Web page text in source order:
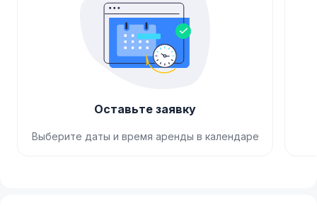
Оставьте заявку
Выберите даты и время аренды в календаре